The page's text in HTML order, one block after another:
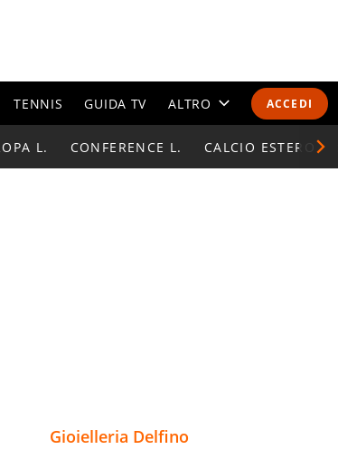
ACCEDI
TENNIS GUIDA TV ALTRO
CALENDARI E CLASSIFICHE
L. CONFERENCE L. CALCIO ESTERO
Gioielleria Delfino